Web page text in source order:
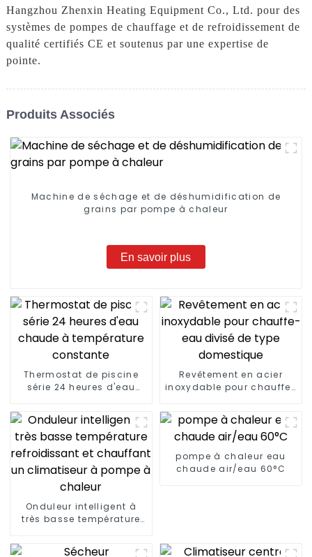
Hangzhou Zhenxin Heating Equipment Co., Ltd. pour des
systèmes de pompes de chauffage et de refroidissement de
qualité certifiés CE et soutenus par une expertise de
pointe.
Produits Associés
Machine de séchage et de déshumidification de
grains par pompe à chaleur
En savoir plus
Thermostat de piscine
série 24 heures d'eau
Revêtement en acier
inoxydable pour chauffe-
domestique
Onduleur intelligent à
très basse température
chauffant un climatiseur
pompe à chaleur eau
chaude air/eau 60°C